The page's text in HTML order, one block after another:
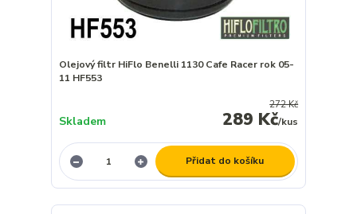
Olejový filtr HiFlo Benelli 1130 Cafe Racer rok 05-
11 HF553
272 Kč
289 Kč/kus
Skladem
Přidat do košíku